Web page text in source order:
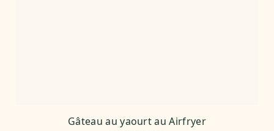
Gâteau au yaourt au Airfryer